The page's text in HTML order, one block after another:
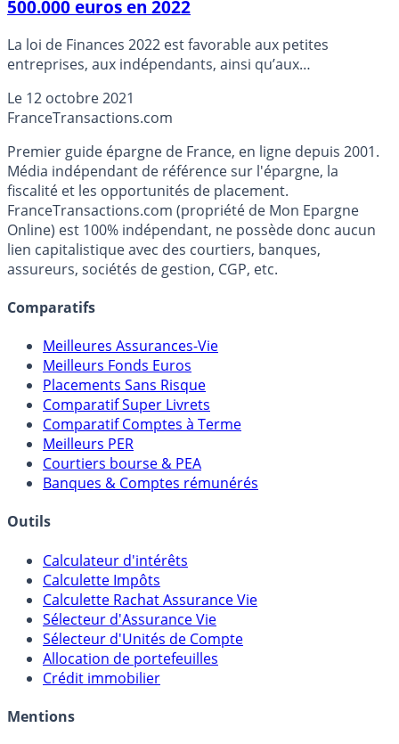
500.000 euros en 2022
La loi de Finances 2022 est favorable aux petites
entreprises, aux indépendants, ainsi qu’aux
que le marché des fonds de commerce n’en a pas fini
avec près de deux années noires, suite à la crise
sanitaire, l’exécutif souhaite redynamiser le secteur avec
la reprise.
Le 12 octobre 2021
FranceTransactions.com
Premier guide épargne de France, en ligne depuis 2001.
Média indépendant de référence sur l'épargne, la
fiscalité et les opportunités de placement.
FranceTransactions.com (propriété de Mon Epargne
Online) est 100% indépendant, ne possède donc aucun
lien capitalistique avec des courtiers, banques,
assureurs, sociétés de gestion, CGP, etc.
Comparatifs
Meilleures Assurances-Vie
Meilleurs Fonds Euros
Placements Sans Risque
Comparatif Super Livrets
Comparatif Comptes à Terme
Meilleurs PER
Courtiers bourse & PEA
Banques & Comptes rémunérés
Outils
Calculateur d'intérêts
Calculette Impôts
Calculette Rachat Assurance Vie
Sélecteur d'Assurance Vie
Sélecteur d'Unités de Compte
Allocation de portefeuilles
Crédit immobilier
Mentions